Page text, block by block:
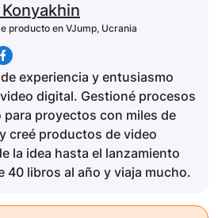
producto en VJump, Ucrania
experiencia y entusiasmo
digital. Gestioné procesos
para proyectos con miles de
creé productos de video
la idea hasta el lanzamiento
40 libros al año y viaja mucho.